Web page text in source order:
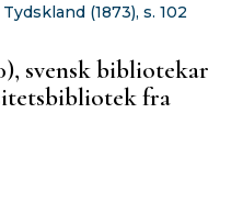
(1873), s. 102
svensk bibliotekar
fra